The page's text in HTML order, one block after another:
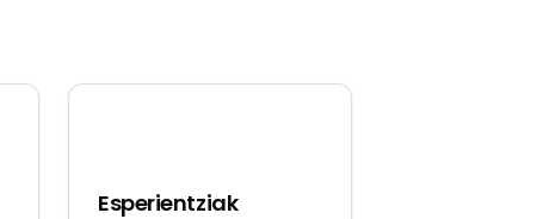
Esperientziak